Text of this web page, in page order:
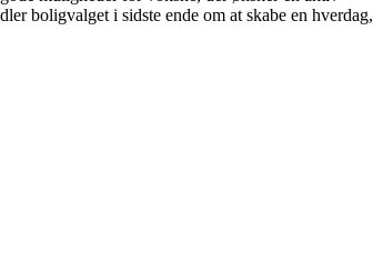
boligvalget i sidste ende om at skabe en hverdag,